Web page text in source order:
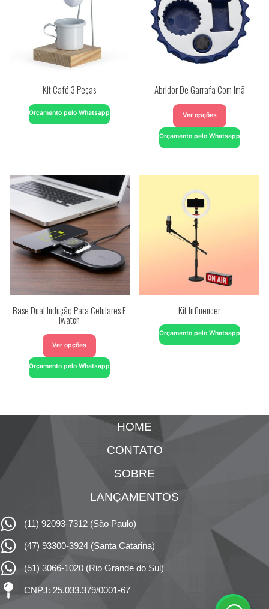
Kit Café 3 Peças
Orçamento pelo Whatsapp
Abridor De Garrafa Com Imã
Ver opções
Orçamento pelo Whatsapp
Base Dual Indução Para Celulares E
Iwatch
Ver opções
Orçamento pelo Whatsapp
Kit Influencer
Orçamento pelo Whatsapp
HOME
CONTATO
SOBRE
LANÇAMENTOS
(11) 92093-7312 (São Paulo)
(47) 93300-3924 (Santa Catarina)
(51) 3066-1020 (Rio Grande do Sul)
CNPJ: 25.033.379/0001-67